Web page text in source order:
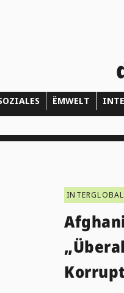
ËMWELT
INTERGLOBAL